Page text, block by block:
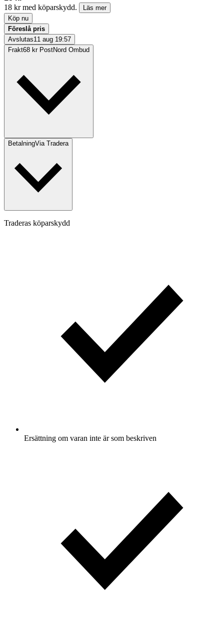
18 kr med köparskydd.
Läs mer
Köp nu
Föreslå pris
Avslutas11 aug 19:57
Frakt68 kr PostNord Ombud
BetalningVia Tradera
Traderas köparskydd
Ersättning om varan inte är som beskriven